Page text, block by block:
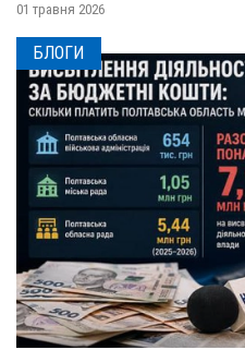
01 травня 2026
БЛОГИ